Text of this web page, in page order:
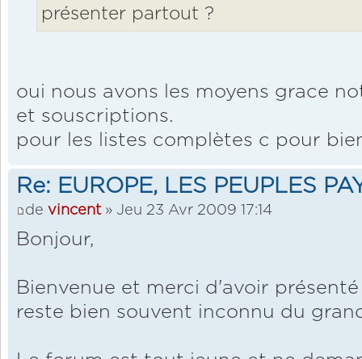
présenter partout ?
oui nous avons les moyens grace
et souscriptions.
pour les listes complètes c pour
Re: EUROPE, LES PEUPLES
de vincent » Jeu 23 Avr 2009 17:14
Bonjour,
Bienvenue et merci d'avoir
reste bien souvent inconnu du